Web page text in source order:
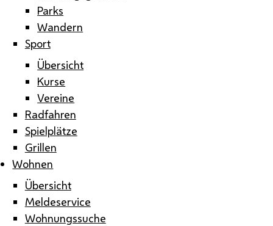
Parks
Wandern
Sport
Übersicht
Kurse
Vereine
Radfahren
Spielplätze
Grillen
Wohnen
Übersicht
Meldeservice
Wohnungssuche